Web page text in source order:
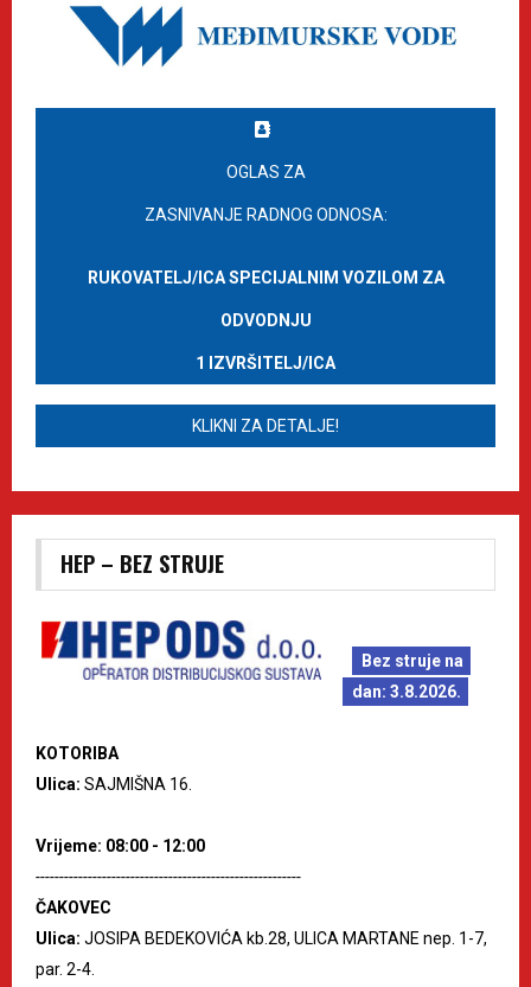
OGLAS ZA
ZASNIVANJE RADNOG ODNOSA:
RUKOVATELJ/ICA SPECIJALNIM VOZILOM ZA
ODVODNJU
1 IZVRŠITELJ/ICA
KLIKNI ZA DETALJE!
HEP – BEZ STRUJE
Bez struje na
dan: 3.8.2026.
KOTORIBA
Ulica: SAJMIŠNA 16.
Vrijeme: 08:00 - 12:00
--------------------------------------------------------
ČAKOVEC
Ulica: JOSIPA BEDEKOVIĆA kb.28, ULICA MARTANE nep. 1-7,
par. 2-4.